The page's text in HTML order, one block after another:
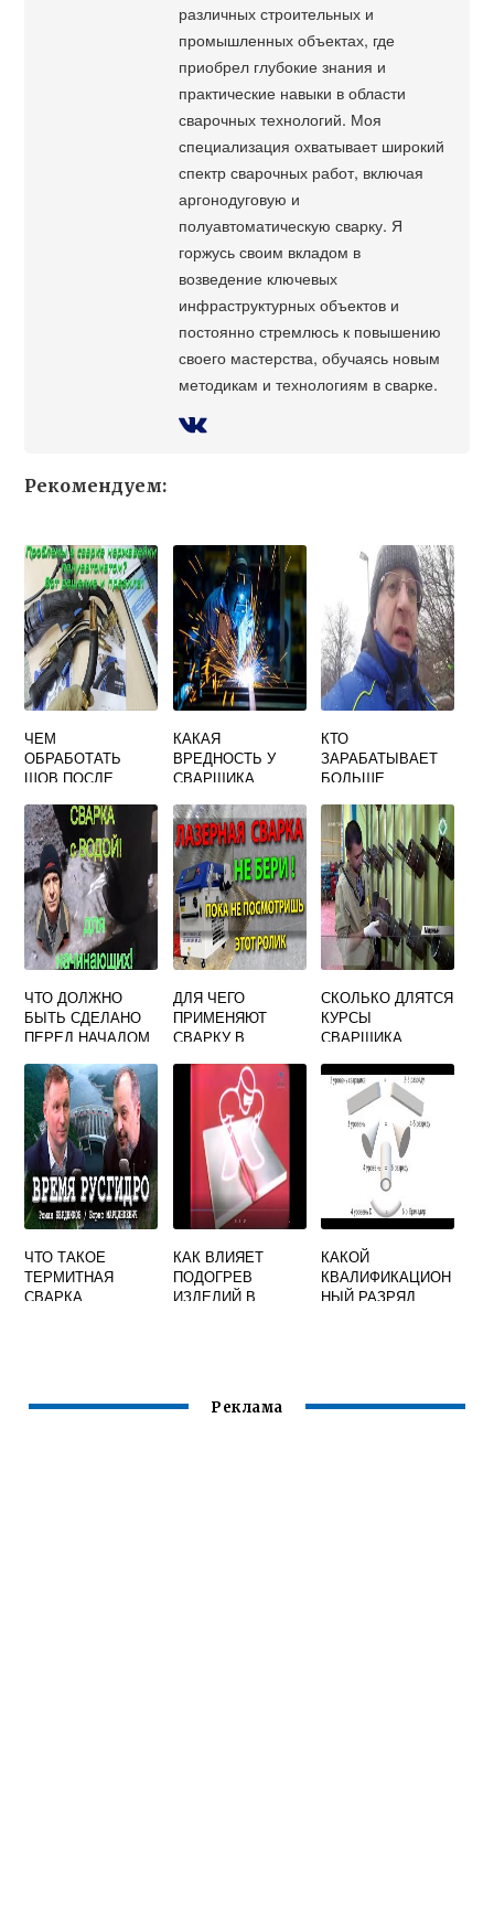
различных строительных и
промышленных объектах, где
приобрел глубокие знания и
практические навыки в области
сварочных технологий. Моя
специализация охватывает широкий
спектр сварочных работ, включая
аргонодуговую и
полуавтоматическую сварку. Я
горжусь своим вкладом в
возведение ключевых
инфраструктурных объектов и
постоянно стремлюсь к повышению
своего мастерства, обучаясь новым
методикам и технологиям в сварке.
Рекомендуем:
ЧЕМ
ОБРАБОТАТЬ
ШОВ ПОСЛЕ
НЕРЖАВЕЙКИ
КАКАЯ
ВРЕДНОСТЬ У
СВАРЩИКА
КТО
ЗАРАБАТЫВАЕТ
БОЛЬШЕ
СВАРЩИК
ЧТО ДОЛЖНО
БЫТЬ СДЕЛАНО
ПЕРЕД НАЧАЛОМ
ЭЛЕМЕНТОВ
ТРУБОПРОВОДА
ПАРА ИЛИ
ГОРЯЧЕЙ ВОДЫ
ДЛЯ ЧЕГО
ПРИМЕНЯЮТ
СВАРКУ В
СКОЛЬКО ДЛЯТСЯ
КУРСЫ
СВАРЩИКА
ЧТО ТАКОЕ
ТЕРМИТНАЯ
СВАРКА
КАК ВЛИЯЕТ
ПОДОГРЕВ
ИЗДЕЛИЙ В
КАКОЙ
КВАЛИФИКАЦИОН
НЫЙ РАЗРЯД
ЗАЯВКИ
Реклама